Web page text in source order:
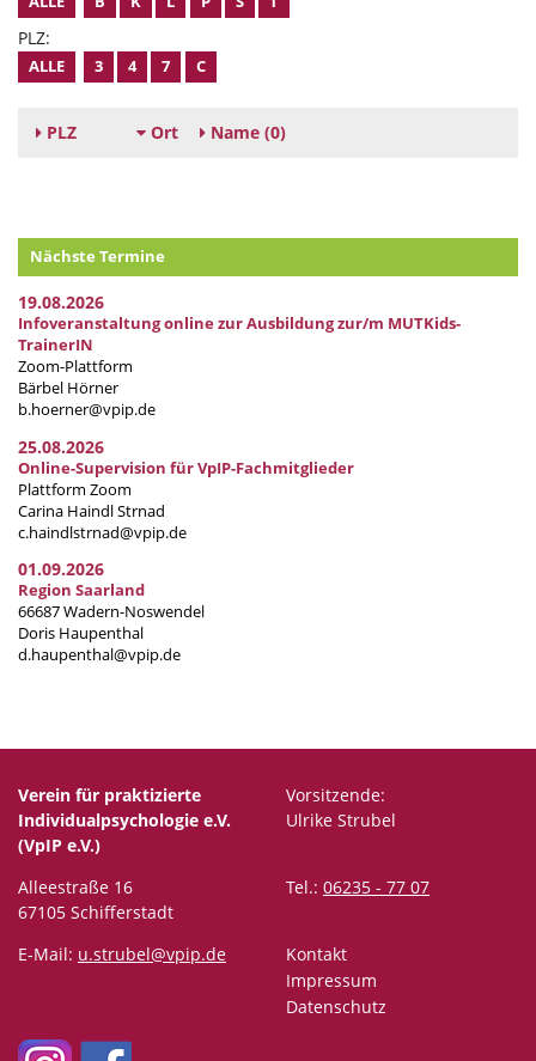
PLZ:
ALLE 3 4 7 C
PLZ Ort Name (0)
Nächste Termine
19.08.2026
Infoveranstaltung online zur Ausbildung zur/m MUTKids-
TrainerIN
Zoom-Plattform
Bärbel Hörner
b.hoerner@vpip.de
25.08.2026
Online-Supervision für VpIP-Fachmitglieder
Plattform Zoom
Carina Haindl Strnad
c.haindlstrnad@vpip.de
01.09.2026
Region Saarland
66687 Wadern-Noswendel
Doris Haupenthal
d.haupenthal@vpip.de
Verein für praktizierte
Individualpsychologie e.V.
(VpIP e.V.)
Vorsitzende:
Ulrike Strubel
Alleestraße 16
67105 Schifferstadt
Tel.: 06235 - 77 07
E-Mail: u.strubel@vpip.de
Kontakt
Impressum
Datenschutz